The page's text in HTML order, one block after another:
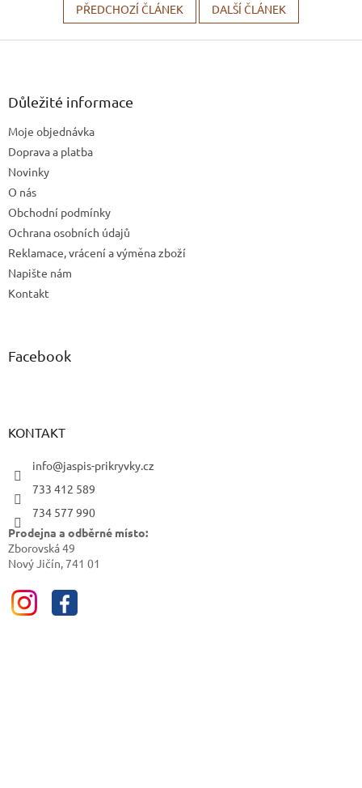
PŘEDCHOZÍ ČLÁNEK DALŠÍ ČLÁNEK
Z
Důležité informace
Moje objednávka
Doprava a platba
Novinky
O nás
Obchodní podmínky
Ochrana osobních údajů
Reklamace, vrácení a výměna zboží
Napište nám
Kontakt
Facebook
KONTAKT
info@jaspis-prikryvky.cz
733 412 589
734 577 990
Prodejna a odběrné místo:
Zborovská 49
Nový Jičín, 741 01